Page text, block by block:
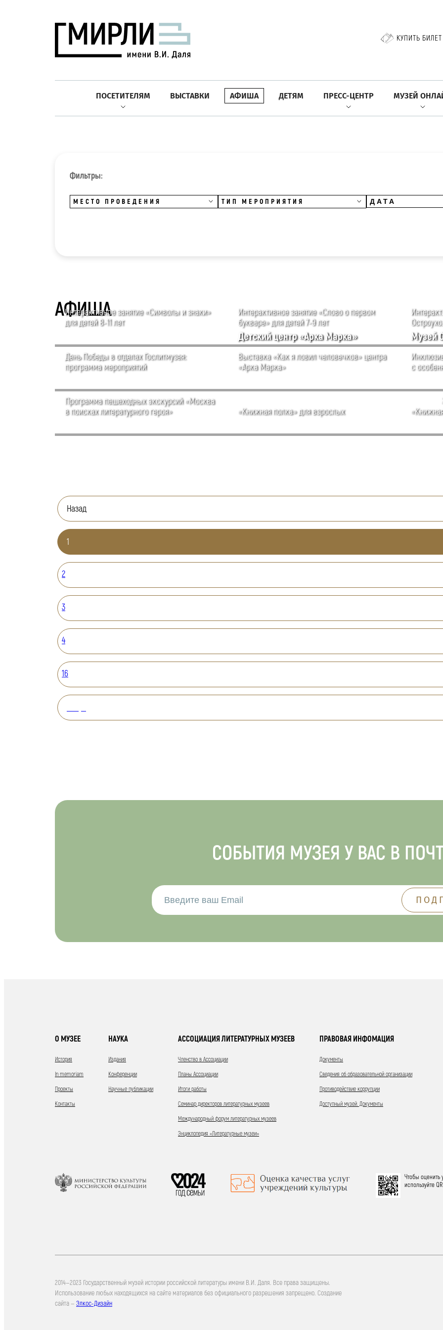
КУПИТЬ БИЛЕТ
ПОСЕТИТЕЛЯМ ВЫСТАВКИ АФИША ДЕТЯМ ПРЕСС-ЦЕНТР МУЗЕЙ
Фильтры:
МЕСТО ПРОВЕДЕНИЯ ТИП МЕРОПРИЯТИЯ
АФИША
Интерактивное занятие «Символы и знаки»
для детей 8-11 лет
Интерактивное занятие «Слово о первом
букваре» для детей 7-9 лет
День Победы в отделах Гослитмузея:
программа мероприятий
Детский центр «Арка Марка»
Выставка «Как я ловил человечков» центра
«Арка Марка»
Музей
с
Программа пешеходных экскурсий «Москва
в поисках литературного героя»
«Книжная полка» для взрослых
Назад
1
2
3
4
16
СОБЫТИЯ МУЗЕЯ У ВАС В
О МУЗЕЕ
История
In memoriam
Проекты
Контакты
НАУКА
Издания
Конференции
Научные публикации
АССОЦИАЦИЯ ЛИТЕРАТУРНЫХ МУЗЕЕВ
Членство в Ассоциации
Планы Ассоциации
Итоги работы
Семинар директоров литературных музеев
Международный форум литературных музеев
Энциклопедия «Литературные музеи»
ПРАВОВАЯ ИНФОМАЦИЯ
Документы
Сведения об образовательной организации
Противодействие коррупции
Доступный музей. Документы
Чтобы оценить
используйте
2014—2023 Государственный музей истории российской литературы имени В.И. Даля. Все права защищены.
Использование любых находящихся на сайте материалов без официального разрешения запрещено. Создание
сайта — Элкос-Дизайн